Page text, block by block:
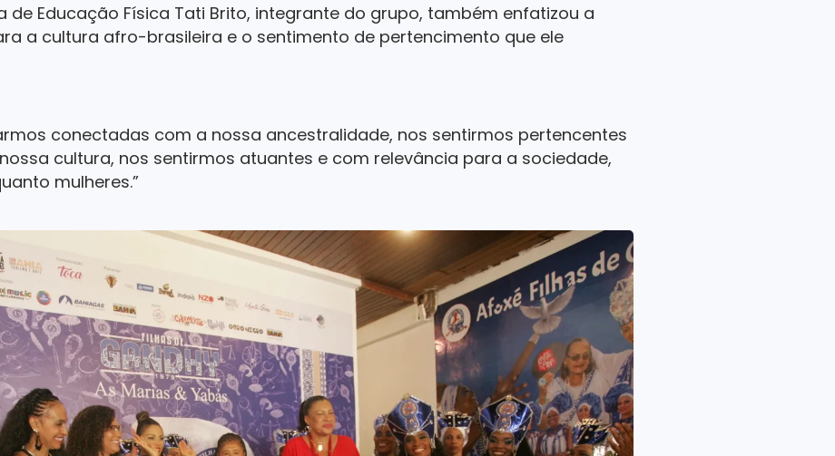
de Educação Física Tati Brito, integrante do grupo, também enfatizou a
a cultura afro-brasileira e o sentimento de pertencimento que ele
conectadas com a nossa ancestralidade, nos sentirmos pertencentes
cultura, nos sentirmos atuantes e com relevância para a sociedade,
mulheres.”